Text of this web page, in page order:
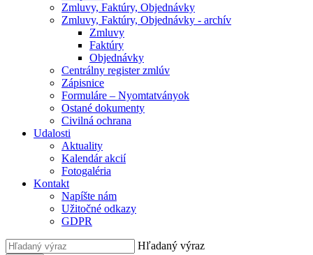
Zmluvy, Faktúry, Objednávky
Zmluvy, Faktúry, Objednávky - archív
Zmluvy
Faktúry
Objednávky
Centrálny register zmlúv
Zápisnice
Formuláre – Nyomtatványok
Ostané dokumenty
Civilná ochrana
Udalosti
Aktuality
Kalendár akcií
Fotogaléria
Kontakt
Napíšte nám
Užitočné odkazy
GDPR
Hľadaný výraz